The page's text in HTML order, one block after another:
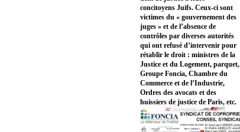
concitoyens Juifs. Ceux-ci sont
victimes du « gouvernement des
juges » et de l’absence de
contrôles par diverses autorités
qui ont refusé d’intervenir pour
rétablir le droit : ministres de la
Justice et du Logement, parquet,
Groupe Foncia, Chambre du
Commerce et de l’Industrie,
Ordres des avocats et des
huissiers de justice de Paris, etc.